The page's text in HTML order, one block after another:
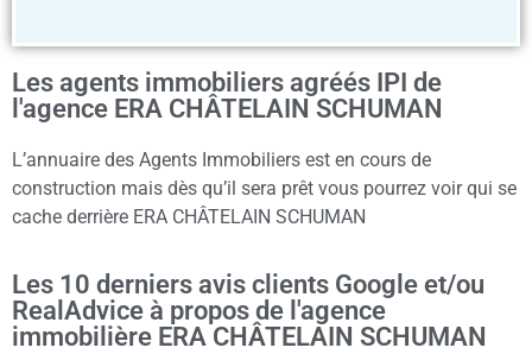
Les agents immobiliers agréés IPI de
l'agence ERA CHÂTELAIN SCHUMAN
L’annuaire des Agents Immobiliers est en cours de
construction mais dès qu’il sera prêt vous pourrez voir qui se
cache derrière ERA CHÂTELAIN SCHUMAN
Les 10 derniers avis clients Google et/ou
RealAdvice à propos de l'agence
immobilière ERA CHÂTELAIN SCHUMAN